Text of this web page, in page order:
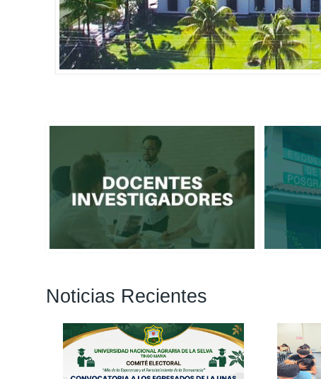
Noticias Recientes
Páginas